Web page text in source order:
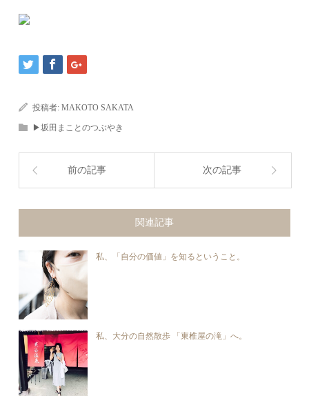
投稿者:MAKOTO SAKATA
▶︎坂田まことのつぶやき
前の記事 次の記事
関連記事
私、「自分の価値」を知るということ。
私、大分の自然散歩 「東椎屋の滝」へ。